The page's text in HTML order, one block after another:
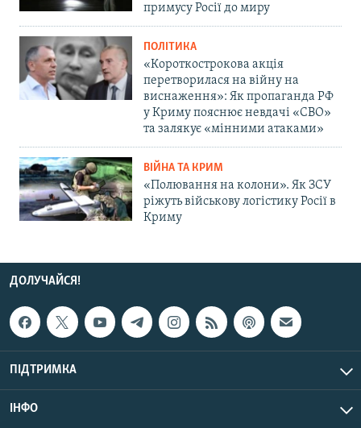
примусу Росії до миру
ПОЛІТИКА
«Короткострокова акція
перетворилася на війну на
виснаження»: Як пропаганда РФ
у Криму пояснює невдачі «СВО»
та залякує «мінними атаками»
ВІЙНА ТА КРИМ
«Полювання на колони». Як ЗСУ
ріжуть військову логістику Росії в
Криму
ДОЛУЧАЙСЯ!
ПІДТРИМКА
ІНФО